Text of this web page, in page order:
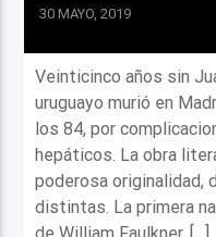
30 MAYO, 2019
Veinticinco años sin
uruguayo murió en
los 84, por
hepáticos. La obra
poderosa originalidad,
distintas. La primera